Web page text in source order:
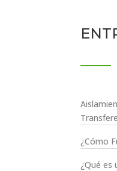
¿Cómo
¿Qué es